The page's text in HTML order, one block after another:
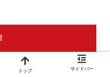
トップ サイドバー